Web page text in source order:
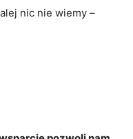
nic nie wiemy –